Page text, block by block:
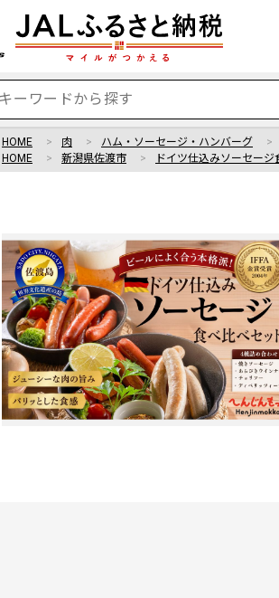
HOME 肉 ハム・ソーセージ・ハンバーグ
HOME
新潟県佐渡市 ドイツ仕込みソーセージ